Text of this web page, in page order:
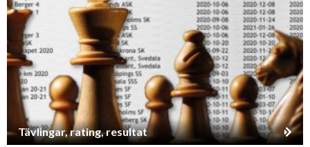
Tävlingar, rating, resultat